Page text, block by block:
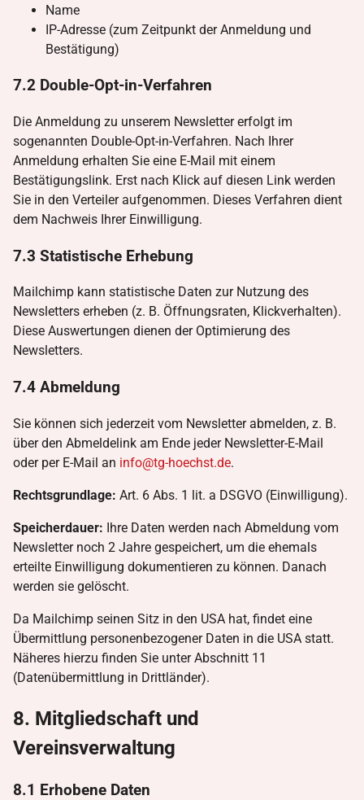
Name
IP-Adresse (zum Zeitpunkt der Anmeldung und
Bestätigung)
7.2 Double-Opt-in-Verfahren
Die Anmeldung zu unserem Newsletter erfolgt im
sogenannten Double-Opt-in-Verfahren. Nach Ihrer
Anmeldung erhalten Sie eine E-Mail mit einem
Bestätigungslink. Erst nach Klick auf diesen Link werden
Sie in den Verteiler aufgenommen. Dieses Verfahren dient
dem Nachweis Ihrer Einwilligung.
7.3 Statistische Erhebung
Mailchimp kann statistische Daten zur Nutzung des
Newsletters erheben (z. B. Öffnungsraten, Klickverhalten).
Diese Auswertungen dienen der Optimierung des
Newsletters.
7.4 Abmeldung
Sie können sich jederzeit vom Newsletter abmelden, z. B.
über den Abmeldelink am Ende jeder Newsletter-E-Mail
oder per E-Mail an info@tg-hoechst.de.
Rechtsgrundlage: Art. 6 Abs. 1 lit. a DSGVO (Einwilligung).
Speicherdauer: Ihre Daten werden nach Abmeldung vom
Newsletter noch 2 Jahre gespeichert, um die ehemals
erteilte Einwilligung dokumentieren zu können. Danach
werden sie gelöscht.
Da Mailchimp seinen Sitz in den USA hat, findet eine
Übermittlung personenbezogener Daten in die USA statt.
Näheres hierzu finden Sie unter Abschnitt 11
(Datenübermittlung in Drittländer).
8. Mitgliedschaft und
Vereinsverwaltung
8.1 Erhobene Daten